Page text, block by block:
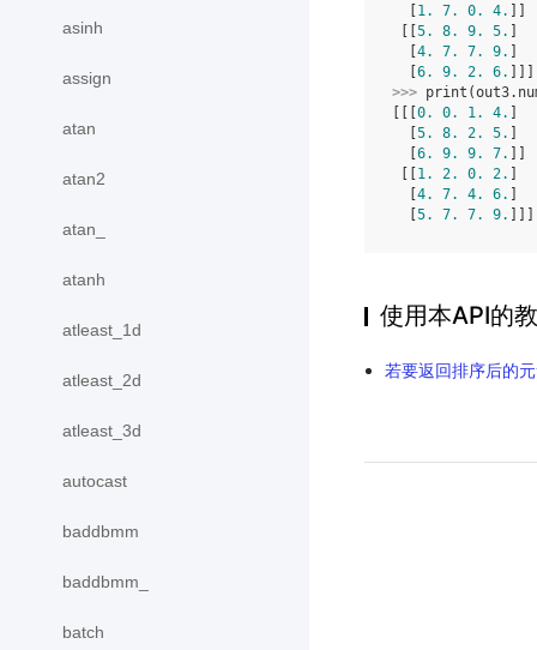
asinh
assign
atan
atan2
atan_
atanh
atleast_1d
atleast_2d
atleast_3d
autocast
baddbmm
baddbmm_
batch
1. 7. 0. 4.
5. 8. 9. 5.
4. 7. 7. 9.
6. 9. 2. 6.
>>> print (out3.
0. 0. 1. 4.
5. 8. 2. 5.
6. 9. 9. 7.
1. 2. 0. 2.
4. 7. 4. 6.
5. 7. 7. 9.
使用本API的
若要返回排序后的